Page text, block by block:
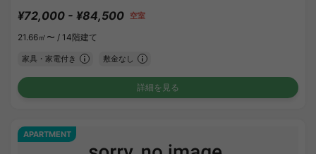
¥72,000 - ¥84,500 空室
21.66㎡〜 / 14階建て
家具・家電付き 敷金なし
詳細を見る
APARTMENT